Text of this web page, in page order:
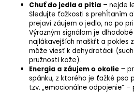
Chuť do jedla a pitia – nejde
Sledujte ťažkosti s prehĺtaním
prejaví záujem o jedlo, no po
Výrazným signálom je
najlákavejších maškŕt a pokles
môže viesť k dehydratácii
pružnosti kože).
Energia a záujem o okolie –
spánku, z ktorého je ťažké psa
tzv. „emocionálne odpojenie“